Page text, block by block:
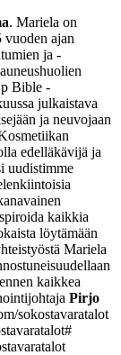
. Mariela on
vuoden ajan
ja -
Bible -
julkaistava
ja neuvojaan
edelläkävijä ja
uudistimme
kaikkia
löytämään
Mariela
kaikkea
Pirjo
sokostavaratalot